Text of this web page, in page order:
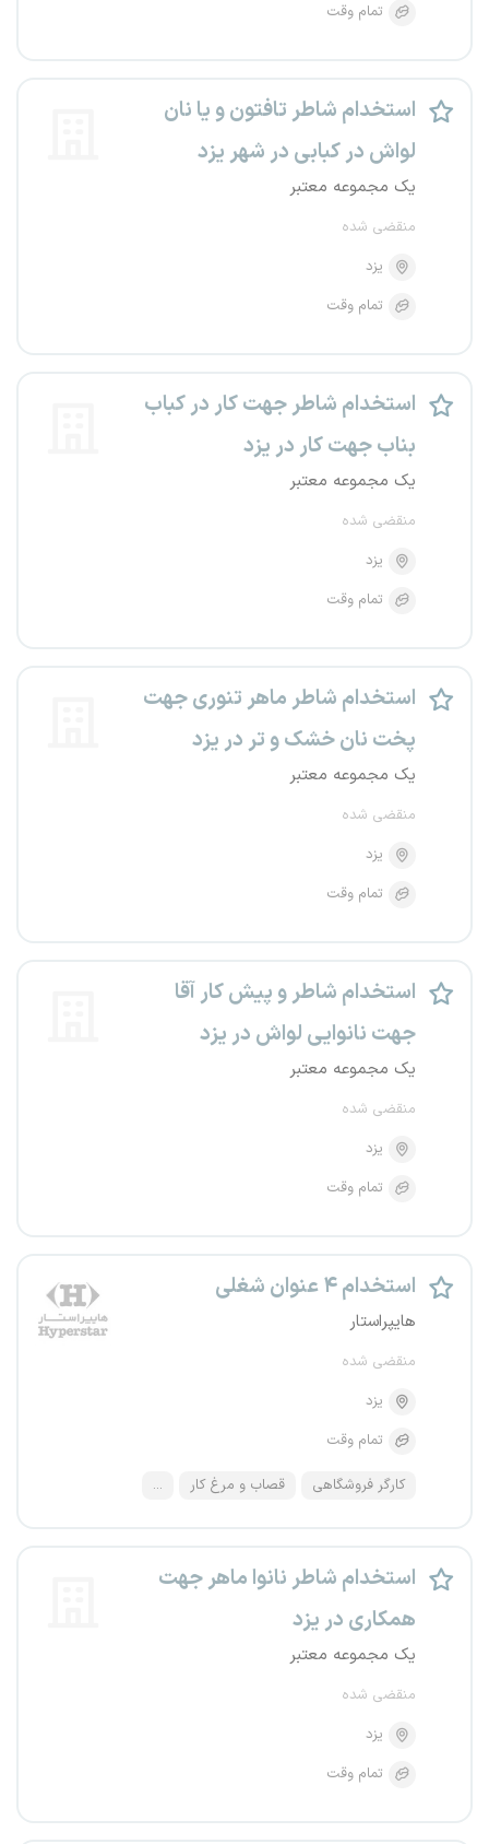
تمام وقت
استخدام شاطر تافتون و یا نان
لواش در کبابی در شهر یزد
یک مجموعه معتبر
منقضی شده
یزد
تمام وقت
استخدام شاطر جهت کار در کباب
بناب جهت کار در یزد
یک مجموعه معتبر
منقضی شده
یزد
تمام وقت
استخدام شاطر ماهر تنوری جهت
پخت نان خشک و تر در یزد
یک مجموعه معتبر
منقضی شده
یزد
تمام وقت
استخدام شاطر و پیش کار آقا
جهت نانوایی لواش در یزد
یک مجموعه معتبر
منقضی شده
یزد
تمام وقت
استخدام ۴ عنوان شغلی
هایپراستار
منقضی شده
یزد
تمام وقت
کارگر فروشگاهی قصاب و مرغ کار ...
استخدام شاطر نانوا ماهر جهت
همکاری در یزد
یک مجموعه معتبر
منقضی شده
یزد
تمام وقت